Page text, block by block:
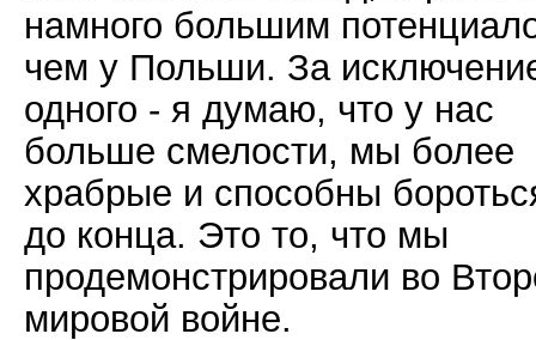
намного большим
чем у Польши. За
одного - я думаю, что у нас
больше смелости, мы более
храбрые и способны
до конца. Это то, что мы
продемонстрировали во
мировой войне.